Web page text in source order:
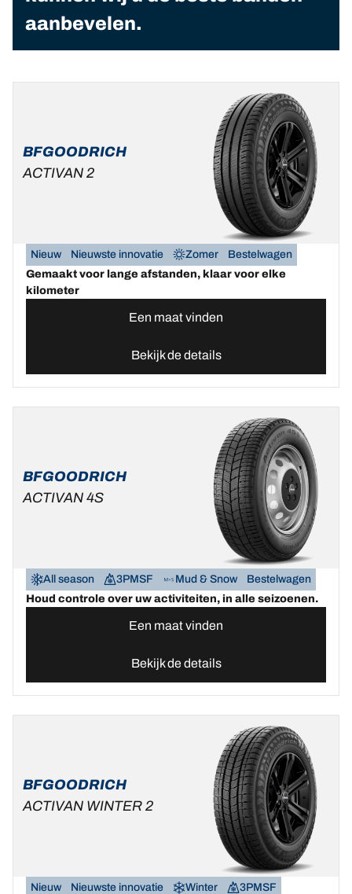
aanbevelen.
BFGOODRICH
ACTIVAN 2
Nieuw Nieuwste innovatie Zomer
Bestelwagen
Gemaakt voor lange afstanden, klaar voor elke
kilometer
Een maat vinden
Bekijk de details
BFGOODRICH
ACTIVAN 4S
All season 3PMSF Mud & Snow
Bestelwagen
Houd controle over uw activiteiten, in alle seizoenen.
Een maat vinden
Bekijk de details
BFGOODRICH
ACTIVAN WINTER 2
Nieuw Nieuwste innovatie Winter
3PMSF